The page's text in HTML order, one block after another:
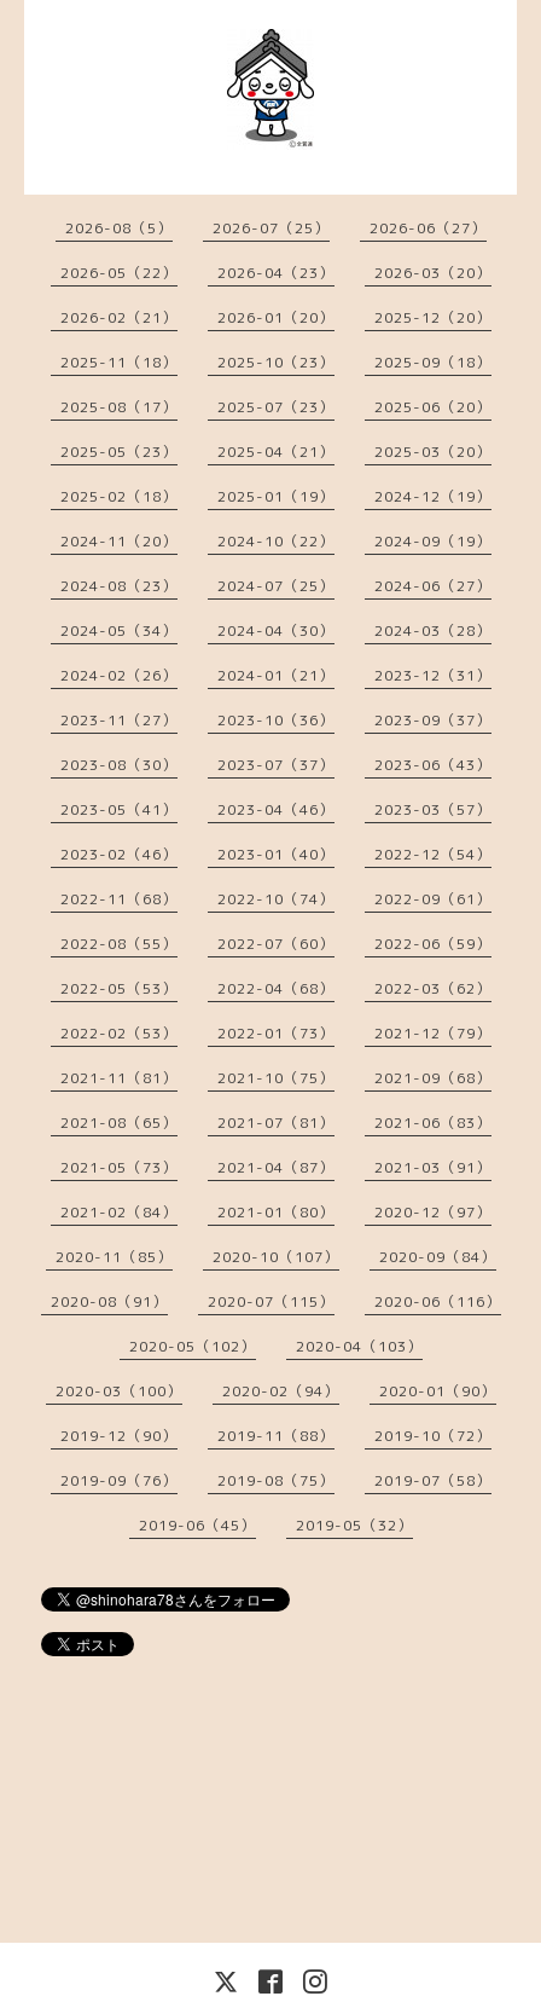
2026-08（5） 2026-07（25） 2026-06（27）
2026-05（22） 2026-04（23） 2026-03（20）
2026-02（21） 2026-01（20） 2025-12（20）
2025-11（18） 2025-10（23） 2025-09（18）
2025-08（17） 2025-07（23） 2025-06（20）
2025-05（23） 2025-04（21） 2025-03（20）
2025-02（18） 2025-01（19） 2024-12（19）
2024-11（20） 2024-10（22） 2024-09（19）
2024-08（23） 2024-07（25） 2024-06（27）
2024-05（34） 2024-04（30） 2024-03（28）
2024-02（26） 2024-01（21） 2023-12（31）
2023-11（27） 2023-10（36） 2023-09（37）
2023-08（30） 2023-07（37） 2023-06（43）
2023-05（41） 2023-04（46） 2023-03（57）
2023-02（46） 2023-01（40） 2022-12（54）
2022-11（68） 2022-10（74） 2022-09（61）
2022-08（55） 2022-07（60） 2022-06（59）
2022-05（53） 2022-04（68） 2022-03（62）
2022-02（53） 2022-01（73） 2021-12（79）
2021-11（81） 2021-10（75） 2021-09（68）
2021-08（65） 2021-07（81） 2021-06（83）
2021-05（73） 2021-04（87） 2021-03（91）
2021-02（84） 2021-01（80） 2020-12（97）
2020-11（85） 2020-10（107） 2020-09（84）
2020-08（91） 2020-07（115） 2020-06（116）
2020-05（102） 2020-04（103）
2020-03（100） 2020-02（94） 2020-01（90）
2019-12（90） 2019-11（88） 2019-10（72）
2019-09（76） 2019-08（75） 2019-07（58）
2019-06（45） 2019-05（32）